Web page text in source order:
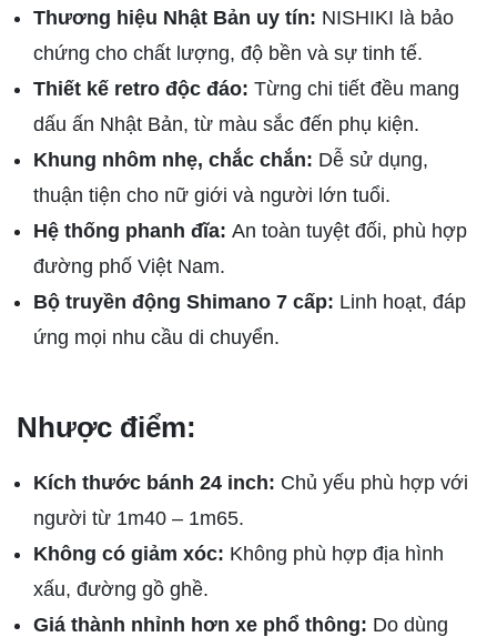
Thương hiệu Nhật Bản uy tín: NISHIKI là bảo
chứng cho chất lượng, độ bền và sự tinh tế.
Thiết kế retro độc đáo: Từng chi tiết đều mang
dấu ấn Nhật Bản, từ màu sắc đến phụ kiện.
Khung nhôm nhẹ, chắc chắn: Dễ sử dụng,
thuận tiện cho nữ giới và người lớn tuổi.
Hệ thống phanh đĩa: An toàn tuyệt đối, phù hợp
đường phố Việt Nam.
Bộ truyền động Shimano 7 cấp: Linh hoạt, đáp
ứng mọi nhu cầu di chuyển.
Nhược điểm:
Kích thước bánh 24 inch: Chủ yếu phù hợp với
người từ 1m40 – 1m65.
Không có giảm xóc: Không phù hợp địa hình
xấu, đường gồ ghề.
Giá thành nhỉnh hơn xe phổ thông: Do dùng